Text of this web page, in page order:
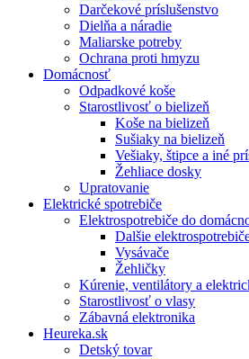
Darčekové príslušenstvo
Dielňa a náradie
Maliarske potreby
Ochrana proti hmyzu
Domácnosť
Odpadkové koše
Starostlivosť o bielizeň
Koše na bielizeň
Sušiaky na bielizeň
Vešiaky, štipce a iné
Žehliace dosky
Upratovanie
Elektrické spotrebiče
Elektrospotrebiče do
Dalšie
Vysávače
Žehličky
Kúrenie, ventilátory a
Starostlivosť o vlasy
Zábavná elektronika
Heureka.sk
Detský tovar